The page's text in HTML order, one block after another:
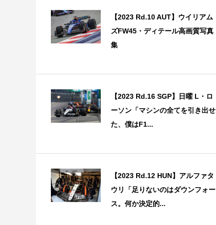
【2023 Rd.10 AUT】ウイリアム
ズFW45・ディテール高画質写真
集
【2023 Rd.16 SGP】日曜 L・ロ
ーソン「マシンの全てを引き出せ
た、僕はF1...
【2023 Rd.12 HUN】アルファタ
ウリ「足りないのはダウンフォー
ス。何か決定的...